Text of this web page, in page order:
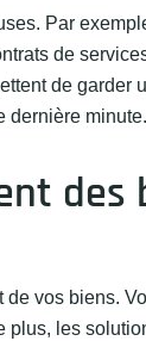
Par
de
de garder
dernière minute.
des
vos biens.
les